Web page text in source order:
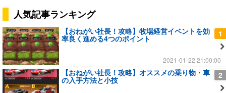
人気記事ランキング
1
【おねがい社長！攻略】牧場経営イベントを効
率良く進める4つのポイント
2021-01-22 21:00:00
2
【おねがい社長！攻略】オススメの乗り物・車
の入手方法と小技